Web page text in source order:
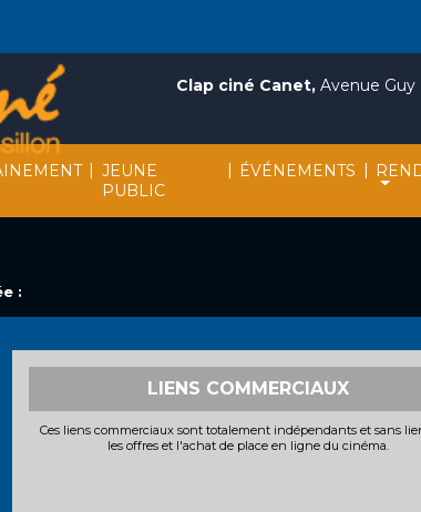
| JEUNE
PUBLIC
| ÉVÉNEMENTS |
Clap ciné Canet, Avenue Guy
:
LIENS COMMERCIAUX
Ces liens commerciaux sont totalement indépendants et sans
les offres et l'achat de place en ligne du cinéma.